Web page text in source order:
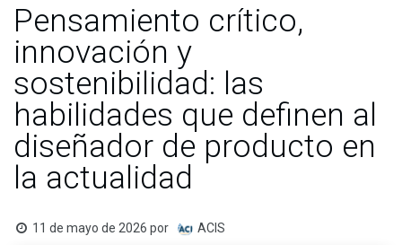
Pensamiento crítico,
innovación y
sostenibilidad: las
habilidades que definen al
diseñador de producto en
la actualidad
11 de mayo de 2026 por ACIS